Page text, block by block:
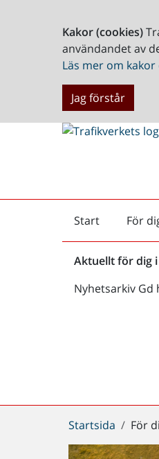
Kakor (cookies)
användandet av
Läs mer om
Jag förstår
Start
Startsida För
Aktuellt för dig
Nyhetsarkiv
Du
är
Startsida För